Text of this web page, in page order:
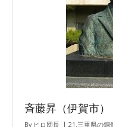
斉藤昇（伊賀市）
By ヒロ団長 21.三重県の銅